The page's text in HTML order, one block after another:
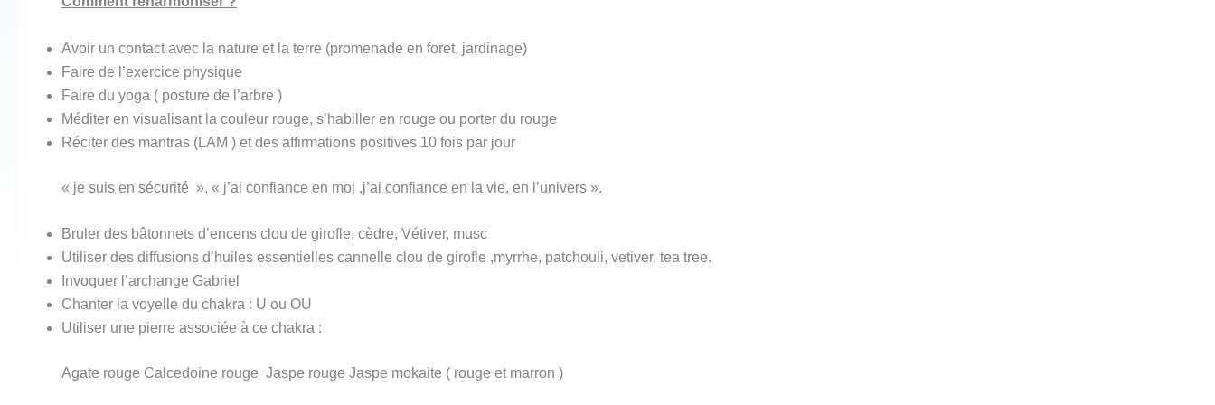
Avoir un contact avec la nature et la terre (promenade en foret, jardinage)
Faire de l’exercice physique
Faire du yoga ( posture de l’arbre )
Méditer en visualisant la couleur rouge, s’habiller en rouge ou porter du rouge
Réciter des mantras (LAM ) et des affirmations positives 10 fois par jour
« je suis en sécurité », « j’ai confiance en moi ,j’ai confiance en la vie, en l’univers ».
Bruler des bâtonnets d’encens clou de girofle, cèdre, Vétiver, musc
Utiliser des diffusions d’huiles essentielles cannelle clou de girofle ,myrrhe, patchouli, vetiver, tea tree.
Invoquer l’archange Gabriel
Chanter la voyelle du chakra : U ou OU
Utiliser une pierre associée à ce chakra :
Agate rouge Calcedoine rouge Jaspe rouge Jaspe mokaite ( rouge et marron )